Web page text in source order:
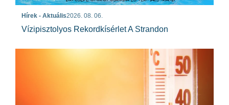
Hírek - Aktuális2026. 08. 06.
Vízipisztolyos Rekordkísérlet A Strandon